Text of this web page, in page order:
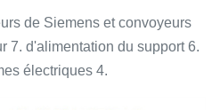
de Siemens et convoyeurs
7. d'alimentation du support 6.
électriques 4.